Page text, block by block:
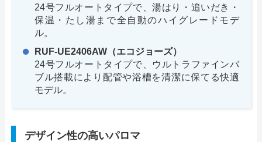
24号フルオートタイプで、湯はり・追いだき・
保温・たし湯まで全自動のハイグレードモデ
ル。
RUF-UE2406AW（エコジョーズ）
24号フルオートタイプで、ウルトラファインバ
ブル搭載により配管や浴槽を清潔に保てる快適
モデル。
デザイン性の高いパロマ